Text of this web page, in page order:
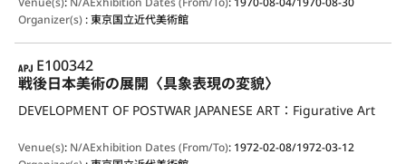
Organizer(s):東京国立近代美術館
APJ
E100342
戦後日本美術の展開〈具象表現の変貌〉
DEVELOPMENT OF POSTWAR JAPANESE ART：Figurative Art
Venue(s): N/AExhibition Dates (From/To): 1972-02-08/1972-03-12